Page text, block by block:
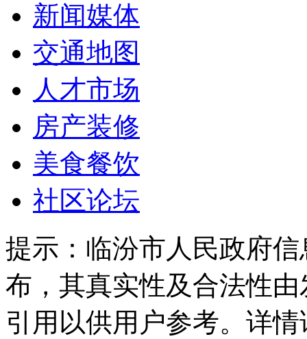
新闻媒体
交通地图
人才市场
房产装修
美食餐饮
社区论坛
提示： 临汾市人民政府
布，其真实性及合法性
引用以供用户参考。详